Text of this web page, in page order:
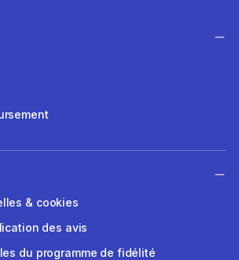
& cookies
des avis
du programme de fidélité